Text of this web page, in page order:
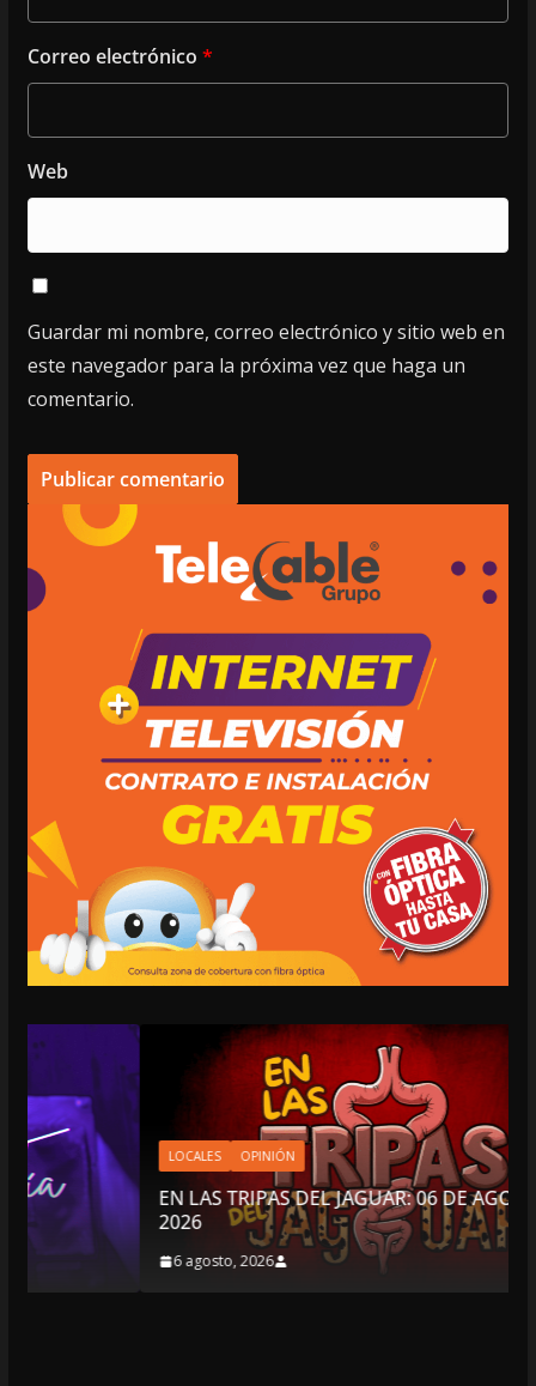
Correo electrónico *
Web
Guardar mi nombre, correo electrónico y sitio web en
este navegador para la próxima vez que haga un
comentario.
LOCALES OPINIÓN
EN LAS TRIPAS DEL JAGUAR: 06 DE AGOSTO DE
2026
6 agosto, 2026